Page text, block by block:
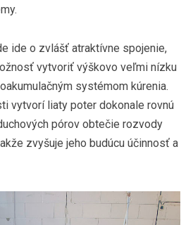
ide o zvlášť atraktívne spojenie,
vytvoriť výškovo veľmi nízku
systémom kúrenia.
vytvorí liaty poter dokonale rovnú
pórov obtečie rozvody
zvyšuje jeho budúcu účinnosť a